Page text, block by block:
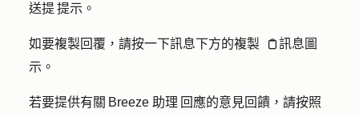
送提 提示。
如要複製回覆，請按一下訊息下方的複製 clipboardIcon訊息圖
示。
若要提供有關 Breeze 助理 回應的意見回饋，請按照